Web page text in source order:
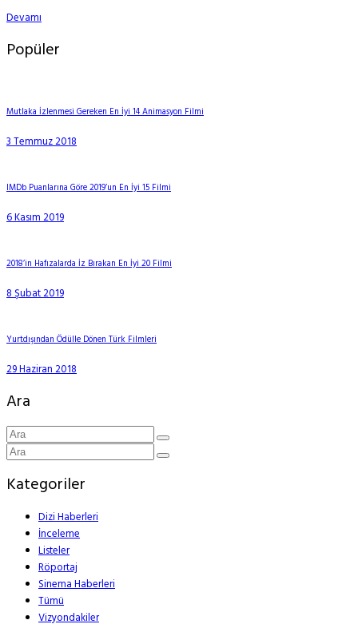
Devamı
Popüler
Mutlaka İzlenmesi Gereken En İyi 14 Animasyon Filmi
3 Temmuz 2018
IMDb Puanlarına Göre 2019’un En İyi 15 Filmi
6 Kasım 2019
2018’in Hafızalarda İz Bırakan En İyi 20 Filmi
8 Şubat 2019
Yurtdışından Ödülle Dönen Türk Filmleri
29 Haziran 2018
Ara
Kategoriler
Dizi Haberleri
İnceleme
Listeler
Röportaj
Sinema Haberleri
Tümü
Vizyondakiler